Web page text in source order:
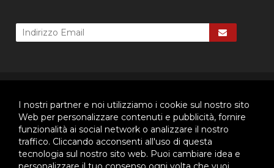
I nostri partner e noi utilizziamo i cookie sul nostro sito
Web per personalizzare contenuti e pubblicità, fornire
funzionalità ai social network o analizzare il nostro
traffico. Cliccando acconsenti all'uso di questa
tecnologia sul nostro sito web. Puoi cambiare idea e
Questo plugin utilizza cookie per raccogliere dati e cookie di
terze parti per migliorare l'esperienza utente. Per visualizzare il
plugin è necessario dare il consenso.